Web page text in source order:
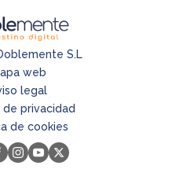
S.L
web
legal
de privacidad
de cookies